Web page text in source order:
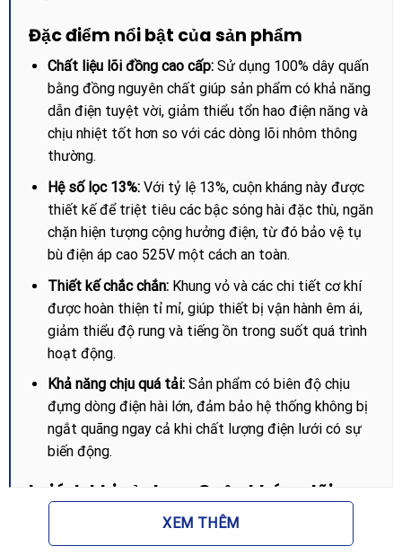
Đặc điểm nổi bật của sản phẩm
Chất liệu lõi đồng cao cấp:Sử dụng 100% dây quấn
bằng đồng nguyên chất giúp sản phẩm có khả năng
dẫn điện tuyệt vời, giảm thiểu tổn hao điện năng và
chịu nhiệt tốt hơn so với các dòng lõi nhôm thông
thường.
Hệ số lọc 13%:Với tỷ lệ 13%, cuộn kháng này được
thiết kế để triệt tiêu các bậc sóng hài đặc thù, ngăn
chặn hiện tượng cộng hưởng điện, từ đó bảo vệ tụ
bù điện áp cao 525V một cách an toàn.
Thiết kế chắc chắn:Khung vỏ và các chi tiết cơ khí
được hoàn thiện tỉ mỉ, giúp thiết bị vận hành êm ái,
giảm thiểu độ rung và tiếng ồn trong suốt quá trình
hoạt động.
Khả năng chịu quá tải:Sản phẩm có biên độ chịu
đựng dòng điện hài lớn, đảm bảo hệ thống không bị
ngắt quãng ngay cả khi chất lượng điện lưới có sự
biến động.
Lợi ích khi sử dụng Cuộn kháng lõi
đồng SHIHLIN SH-SR525100T-13
Việc tích hợp Cuộn kháng lõi đồng SHIHLIN SH-
XEM THÊM